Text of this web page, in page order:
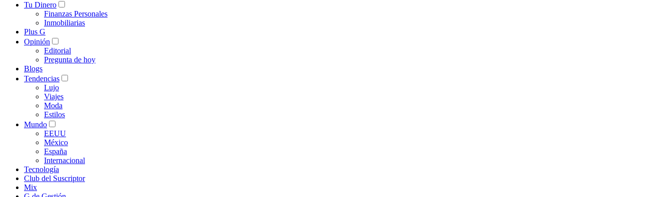
Tu Dinero
Finanzas Personales
Inmobiliarias
Plus G
Opinión
Editorial
Pregunta de hoy
Blogs
Tendencias
Lujo
Viajes
Moda
Estilos
Mundo
EEUU
México
España
Internacional
Tecnología
Club del Suscriptor
Mix